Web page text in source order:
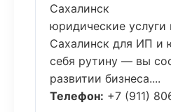
Сахалинск
юридические
Сахалинск для ИП и
себя рутину — вы
развитии бизнеса....
Телефон: +7 (911)